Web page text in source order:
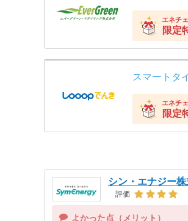
エネチ
限定
スマートタ
エネチ
限定
シン・エナジー
評価